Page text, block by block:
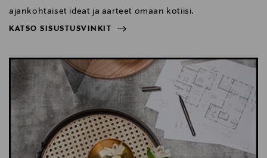
ajankohtaiset ideat ja aarteet omaan kotiisi.
KATSO SISUSTUSVINKIT
KATSO SISUSTUSVINKIT